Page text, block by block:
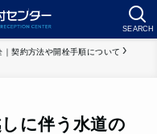
SEARCH
契約方法や開栓手順について
に伴う水道の